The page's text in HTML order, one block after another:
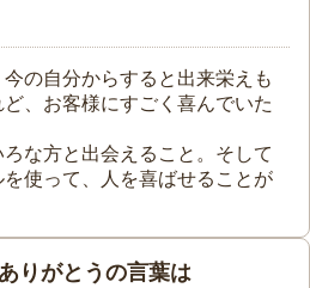
の自分からすると出来栄えも
、お客様にすごく喜んでいた
な方と出会えること。そして
使って、人を喜ばせることが
りがとうの言葉は